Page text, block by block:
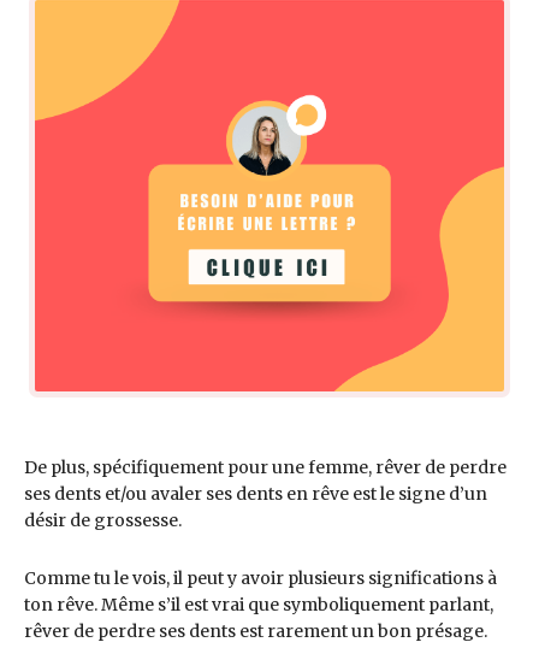
De plus, spécifiquement pour une femme, rêver de perdre
ses dents et/ou avaler ses dents en rêve est le signe d’un
désir de grossesse.
Comme tu le vois, il peut y avoir plusieurs significations à
ton rêve. Même s’il est vrai que symboliquement parlant,
rêver de perdre ses dents est rarement un bon présage.